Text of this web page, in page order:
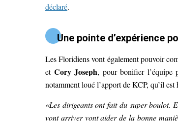
déclaré.
Une pointe d’expérience
Les Floridiens vont également pouvoir
et Cory Joseph, pour bonifier l’équipe
notamment loué l’apport de KCP, qu’il
«Les dirigeants ont fait du super boulot.
vont arriver vont aider de la bonne